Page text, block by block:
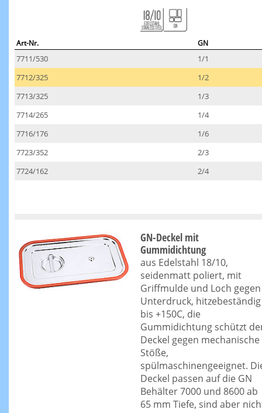
Art-Nr. GN
7711/530
1/1
7712/325
1/2
7713/325
1/3
7714/265
1/4
7716/176
1/6
7723/352
2/3
7724/162
2/4
GN-Deckel mit
Gummidichtung
aus Edelstahl 18/10,
seidenmatt poliert, mit
Griffmulde und Loch gegen
Unterdruck, hitzebeständig
bis +150C, die
Gummidichtung schützt
Deckel gegen mechanische
Stöße,
spülmaschinengeeignet.
Deckel passen auf die GN
Behälter 7000 und 8600 ab
65 mm Tiefe, sind aber